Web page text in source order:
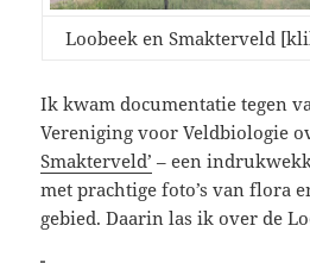
Loobeek en Smakterveld
Ik kwam documentatie tegen
Vereniging voor Veldbiologie
Smakterveld’ – een
met prachtige foto’s van flora
gebied. Daarin las ik over de